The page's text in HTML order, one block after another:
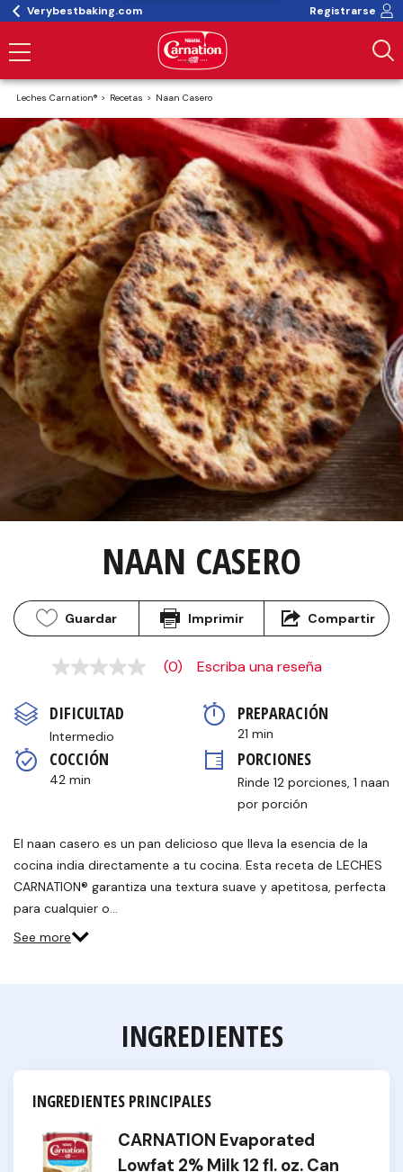
Verybestbaking.com Registrarse
Leches Carnation® Recetas Naan Casero
NAAN CASERO
Guardar Imprimir Compartir
Sin
en
la
misma
página.
(0) Escriba una reseña
DIFICULTAD
Intermedio
PREPARACIÓN
21 min
COCCIÓN
42 min
PORCIONES
Rinde 12 porciones, 1 naan
por porción
El naan casero es un pan delicioso que lleva la esencia de la
cocina india directamente a tu cocina. Esta receta de LECHES
CARNATION® garantiza una textura suave y apetitosa, perfecta
para cualquier o…
See more
INGREDIENTES
INGREDIENTES PRINCIPALES
CARNATION Evaporated
Lowfat 2% Milk 12 fl. oz. Can